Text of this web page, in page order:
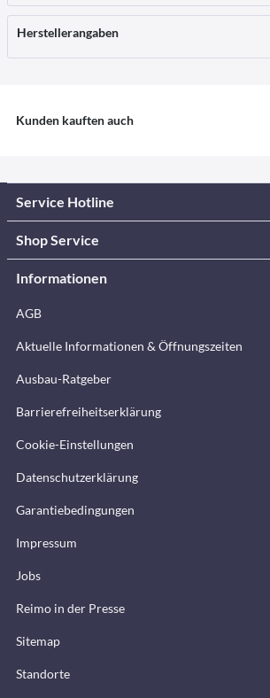
Herstellerangaben
Kunden kauften auch
Service Hotline
Shop Service
Informationen
AGB
Aktuelle Informationen & Öffnungszeiten
Ausbau-Ratgeber
Barrierefreiheitserklärung
Cookie-Einstellungen
Datenschutzerklärung
Garantiebedingungen
Impressum
Jobs
Reimo in der Presse
Sitemap
Standorte